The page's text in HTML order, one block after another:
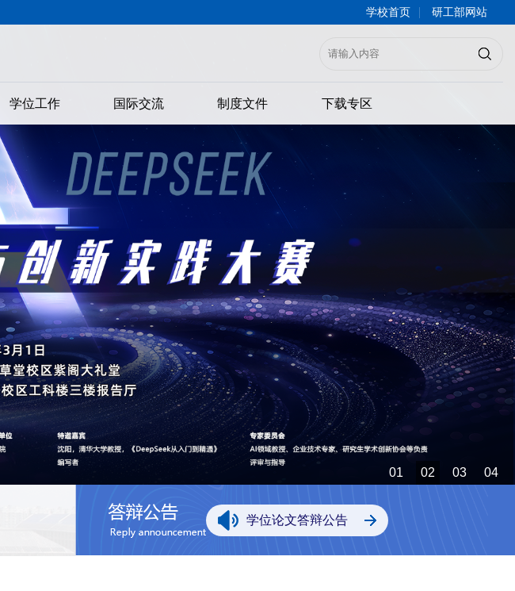
学校首页 | 研工部网站
学位工作 国际交流 制度文件 下载专区
01 02 03 04
学位论文答辩公告